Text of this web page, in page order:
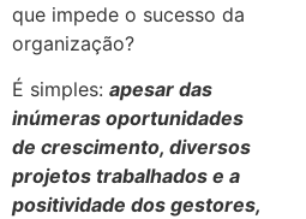
que impede o sucesso da
organização?
É simples: apesar das
inúmeras oportunidades
de crescimento, diversos
projetos trabalhados e a
positividade dos gestores,